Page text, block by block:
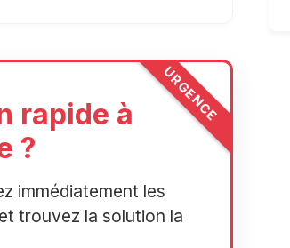
URGENCE
rapide à
?
immédiatement les
trouvez la solution la